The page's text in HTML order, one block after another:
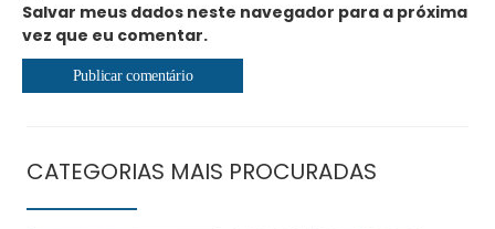
Salvar meus dados neste navegador para a próxima
vez que eu comentar.
CATEGORIAS MAIS PROCURADAS